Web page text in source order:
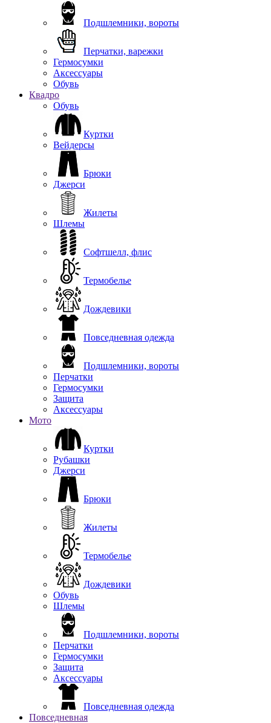
Подшлемники, вороты
Перчатки, варежки
Гермосумки
Аксессуары
Обувь
Квадро
Обувь
Куртки
Вейдерсы
Брюки
Джерси
Жилеты
Шлемы
Софтшелл, флис
Термобелье
Дождевики
Повседневная одежда
Подшлемники, вороты
Перчатки
Гермосумки
Защита
Аксессуары
Мото
Куртки
Рубашки
Джерси
Брюки
Жилеты
Термобелье
Дождевики
Обувь
Шлемы
Подшлемники, вороты
Перчатки
Гермосумки
Защита
Аксессуары
Повседневная одежда
Повседневная